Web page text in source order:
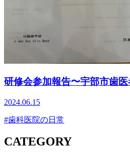
研修会参加報告〜宇部市歯
2024.06.15
#歯科医院の日常
CATEGORY